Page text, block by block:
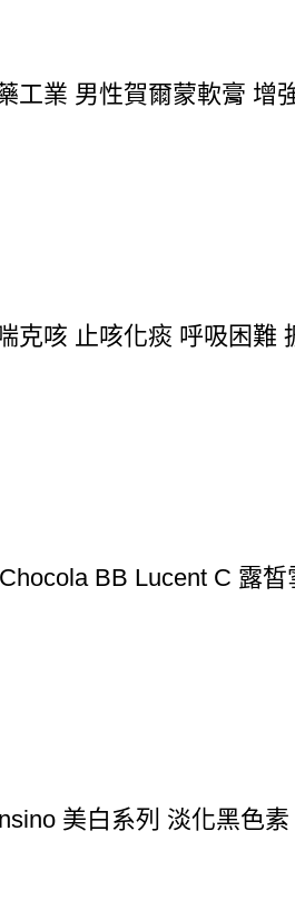
工業 男性賀爾蒙軟膏
克咳 止咳化痰 呼吸困
BB Lucent C 露
美白系列 淡化黑色